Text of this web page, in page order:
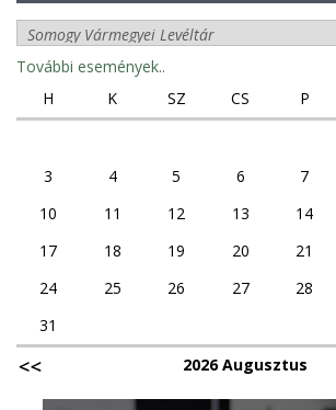
További események..
H
K SZ CS P
3
4 5 6 7
10
11 12 13 14
17
18 19 20 21
24
25 26 27 28
31
2026 Augusztus